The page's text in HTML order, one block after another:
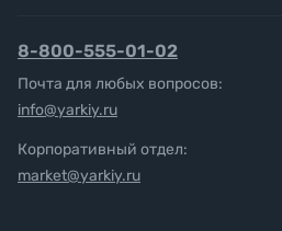
8-800-555-01-02
Почта для любых вопросов:
info@yarkiy.ru
Корпоративный отдел:
market@yarkiy.ru